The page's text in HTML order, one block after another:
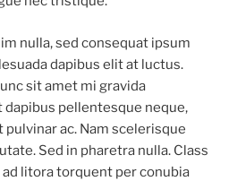
nulla, sed consequat ipsum
dapibus elit at luctus.
sit amet mi gravida
dapibus pellentesque neque,
ac. Nam scelerisque
Sed in pharetra nulla. Class
litora torquent per conubia